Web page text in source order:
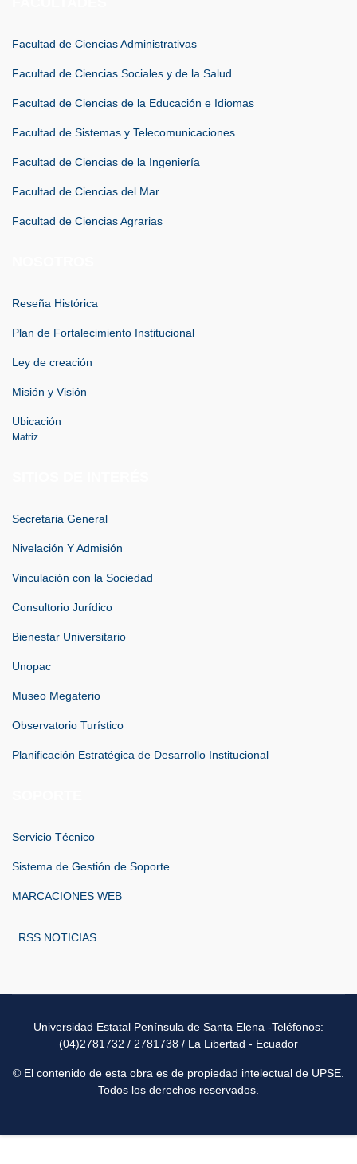
Facultad de Ciencias Administrativas
Facultad de Ciencias Sociales y de la Salud
Facultad de Ciencias de la Educación e Idiomas
Facultad de Sistemas y Telecomunicaciones
Facultad de Ciencias de la Ingeniería
Facultad de Ciencias del Mar
Facultad de Ciencias Agrarias
Reseña Histórica
Plan de Fortalecimiento Institucional
Ley de creación
Misión y Visión
Ubicación
Matriz
Secretaria General
Nivelación Y Admisión
Vinculación con la Sociedad
Consultorio Jurídico
Bienestar Universitario
Unopac
Museo Megaterio
Observatorio Turístico
Planificación Estratégica de Desarrollo Institucional
Servicio Técnico
Sistema de Gestión de Soporte
MARCACIONES WEB
RSS NOTICIAS
Universidad Estatal Península de Santa Elena -Teléfonos:
(04)2781732 / 2781738 / La Libertad - Ecuador
© El contenido de esta obra es de propiedad intelectual de UPSE.
Todos los derechos reservados.